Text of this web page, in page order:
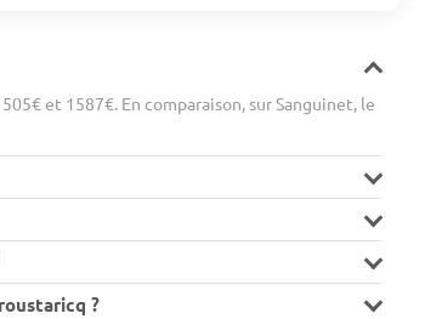
et 1587€. En comparaison, sur Sanguinet, le
?